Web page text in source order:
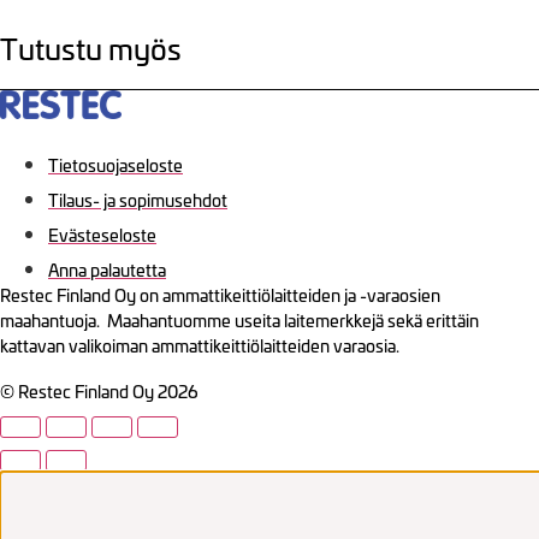
Tutustu myös
Tietosuojaseloste
Tilaus- ja sopimusehdot
Evästeseloste
Anna palautetta
Restec Finland Oy on ammattikeittiölaitteiden ja -varaosien
maahantuoja. Maahantuomme useita laitemerkkejä sekä erittäin
kattavan valikoiman ammattikeittiölaitteiden varaosia.
© Restec Finland Oy 2026